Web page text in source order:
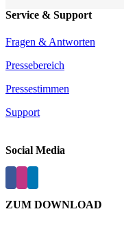
Service & Support
Fragen & Antworten
Pressebereich
Pressestimmen
Support
Social Media
ZUM DOWNLOAD